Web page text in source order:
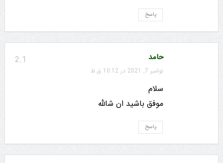
پاسخ
2.1 حامد
نوامبر 7, 2021 در 10:12 ق.ظ
سلام
موفق باشید ان شالله
پاسخ